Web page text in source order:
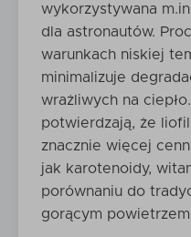
wykorzystywana
dla astronautów.
warunkach niskiej
minimalizuje
wrażliwych na
potwierdzają, że
znacznie więcej
jak karotenoidy,
porównaniu do
gorącym